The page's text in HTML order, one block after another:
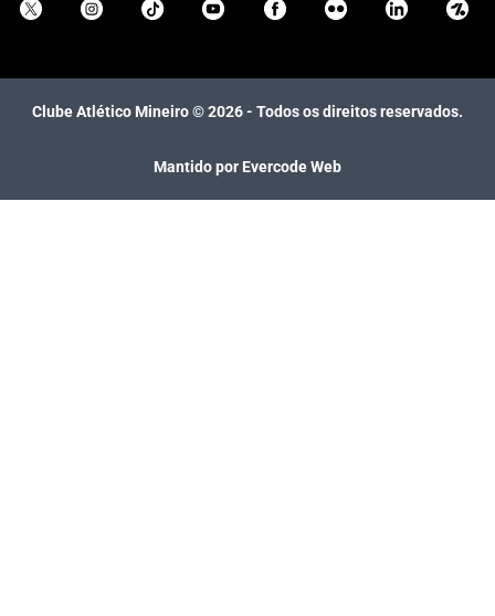
Clube Atlético Mineiro ©2026- Todos os direitos reservados.
Mantido por Evercode Web